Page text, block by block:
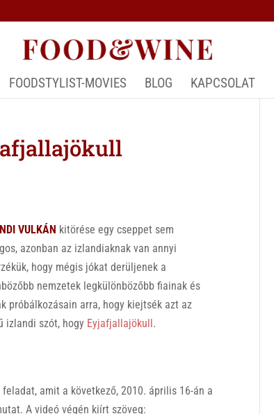
FOODSTYLIST-MOVIES BLOG KAPCSOLAT
VULKÁN kitörése egy cseppet sem
azonban az izlandiaknak van annyi
hogy mégis jókat derüljenek a
nemzetek legkülönbözőbb fiainak és
próbálkozásain arra, hogy kiejtsék azt az
izlandi szót, hogy Eyjafjallajökull.
amit a következő, 2010. április 16-án a
A videó végén kiírt szöveg: